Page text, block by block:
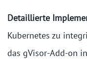
Detaillierte
Kubernetes zu
das gVisor-Add-on